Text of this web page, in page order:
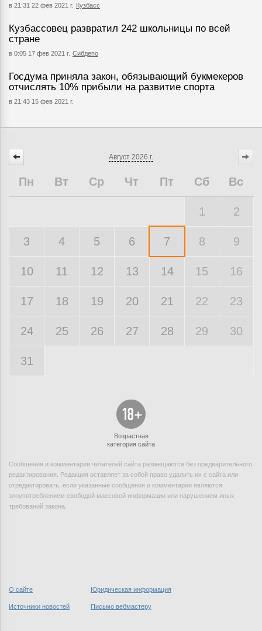
в 21:31 22 фев 2021 г. Кузбасс
Кузбассовец развратил 242 школьницы по всей
стране
в 0:05 17 фев 2021 г. Сибдепо
Госдума приняла закон, обязывающий букмекеров
отчислять 10% прибыли на развитие спорта
в 21:43 15 фев 2021 г.
Август 2026 г.
Пн Вт Ср Чт Пт Сб Вс
1 2
3 4 5 6 7 8 9
10 11 12 13 14 15 16
17 18 19 20 21 22 23
24 25 26 27 28 29 30
31
Возрастная
категория сайта
Сообщения и комментарии читателей сайта размещаются без предварительного
редактирования. Редакция оставляет за собой право удалить их с сайта или
отредактировать, если указанные сообщения и комментарии являются
злоупотреблением свободой массовой информации или нарушением иных
требований закона.
О сайте Юридическая информация
Источники новостей Письмо вебмастеру